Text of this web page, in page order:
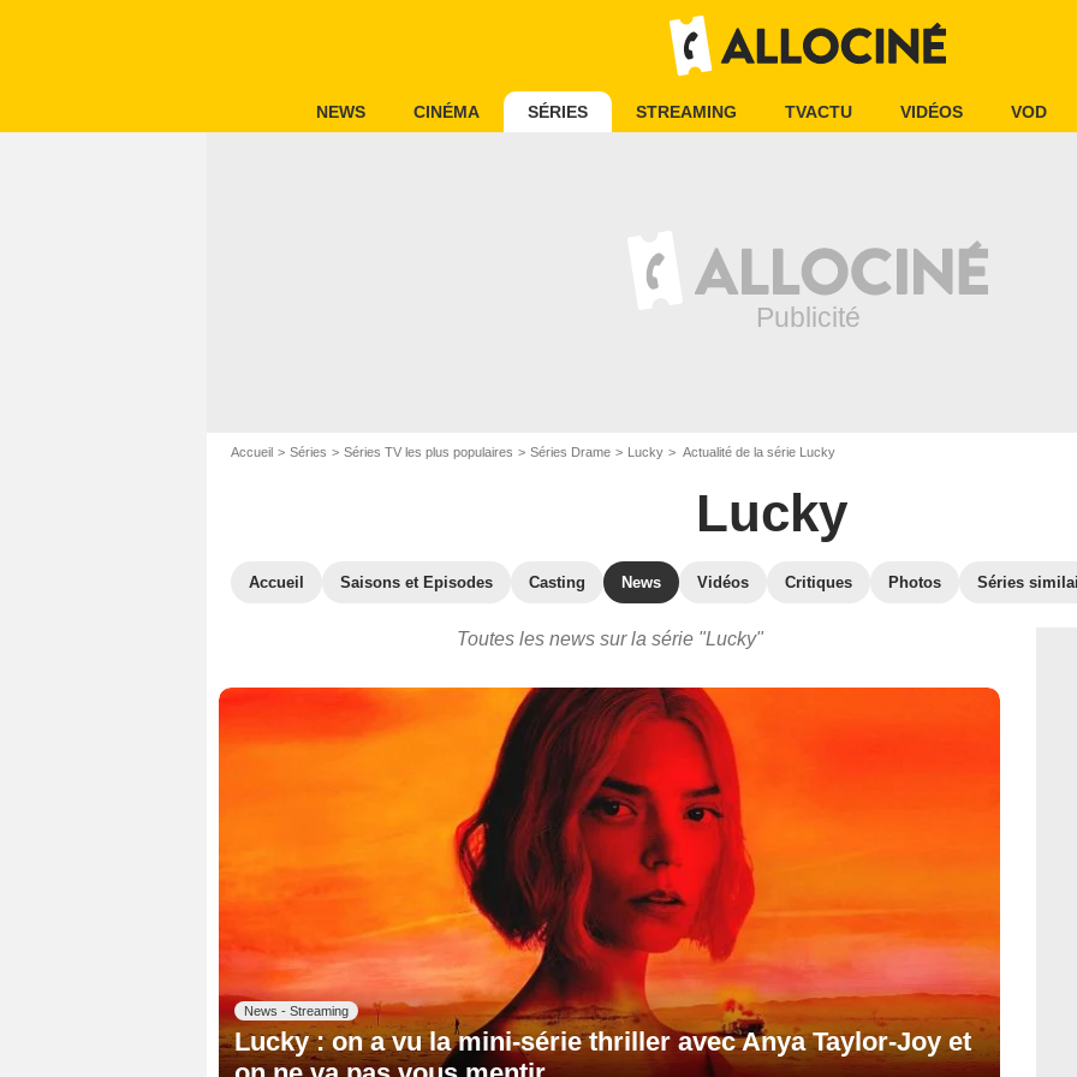
NEWS CINÉMA SÉRIES STREAMING TVACTU VIDÉOS VOD
Accueil Séries Séries TV les plus populaires Séries Drame Lucky Actualité de la série Lucky
Lucky
Accueil Saisons et Episodes Casting News Vidéos Critiques Photos Séries
Toutes les news sur la série "Lucky"
News - Streaming
Lucky : on a vu la mini-série thriller avec Anya Taylor-Joy et